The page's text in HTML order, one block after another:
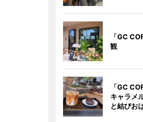
「GC
観
「GC
キャラメ
と結びお